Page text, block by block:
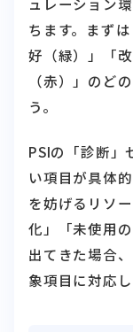
好（緑）」「
（赤）」のど
う。
PSIの「診断」
を妨げるリソ
化」「未使用
出てきた場合
象項目に対応